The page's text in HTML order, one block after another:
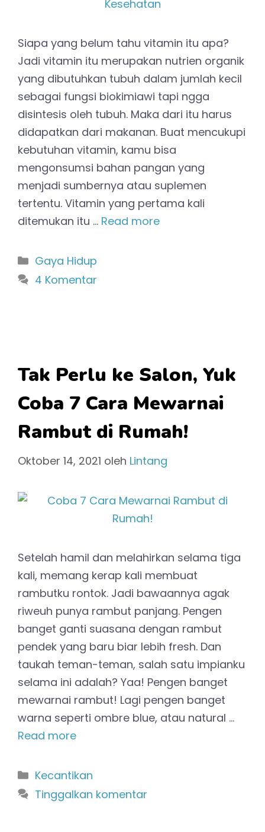
Siapa yang belum tahu vitamin itu apa?
Jadi vitamin itu merupakan nutrien organik
yang dibutuhkan tubuh dalam jumlah kecil
sebagai fungsi biokimiawi tapi ngga
disintesis oleh tubuh. Maka dari itu harus
didapatkan dari makanan. Buat mencukupi
kebutuhan vitamin, kamu bisa
mengonsumsi bahan pangan yang
menjadi sumbernya atau suplemen
tertentu. Vitamin yang pertama kali
ditemukan itu … Read more
Kategori
Gaya Hidup
4 Komentar
Tak Perlu ke Salon, Yuk
Coba 7 Cara Mewarnai
Rambut di Rumah!
Oktober 14, 2021 oleh Lintang
Setelah hamil dan melahirkan selama tiga
kali, memang kerap kali membuat
rambutku rontok. Jadi bawaannya agak
riweuh punya rambut panjang. Pengen
banget ganti suasana dengan rambut
pendek yang baru biar lebih fresh. Dan
taukah teman-teman, salah satu impianku
selama ini adalah? Yaa! Pengen banget
mewarnai rambut! Lagi pengen banget
warna seperti ombre blue, atau natural …
Read more
Kategori
Kecantikan
Tinggalkan komentar